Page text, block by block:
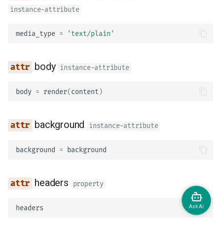
instance-attribute
media_type = 'text/plain'
body instance-attribute
body = render(content )
background instance-attribute
background = background
headers property
headers